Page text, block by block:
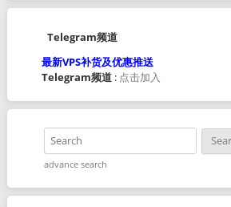
Telegram频道
最新VPS补货及优惠推送
Telegram频道: 点击加入
advance search